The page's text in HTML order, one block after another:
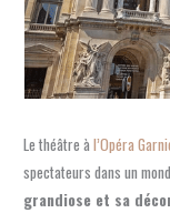
Le théâtre àl’Opéra
spectateurs dans un
grandiose et sa